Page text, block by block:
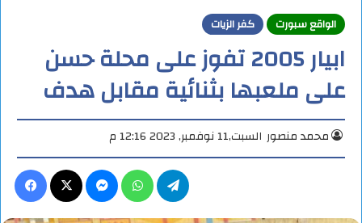
الواقع سبورت
كفر الزيات
ابيار 2005 تفوز على محلة حسن
على ملعبها بثنائية مقابل هدف
محمد منصور السبت,11 نوفمبر, 2023 12:16 م
ماسنجر واتساب تيلقرام